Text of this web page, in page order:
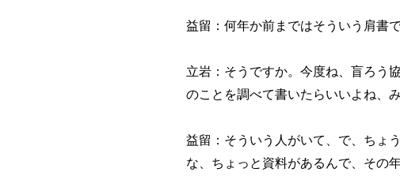
益留：何年か前まではそういう肩書
立岩：そうですか。今度ね、盲ろう
のことを調べて書いたらいいよね、
益留：そういう人がいて、で、ちょ
な、ちょっと資料があるんで、その